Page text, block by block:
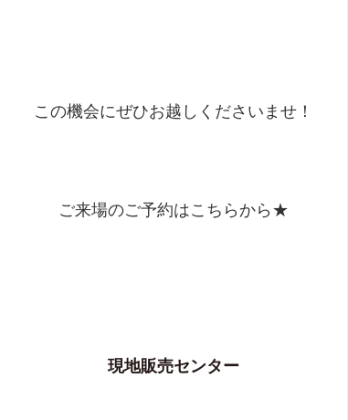
この機会にぜひお越しくださいませ！
ご来場のご予約はこちらから★
現地販売センター